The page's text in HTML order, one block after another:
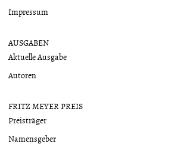
Impressum
AUSGABEN
Aktuelle Ausgabe
Autoren
FRITZ MEYER PREIS
Preisträger
Namensgeber